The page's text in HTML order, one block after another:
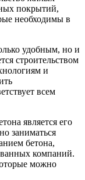
покрытий,
необходимы в
удобным, но и
строительством
и
всем
является его
заниматься
бетона,
компаний.
можно